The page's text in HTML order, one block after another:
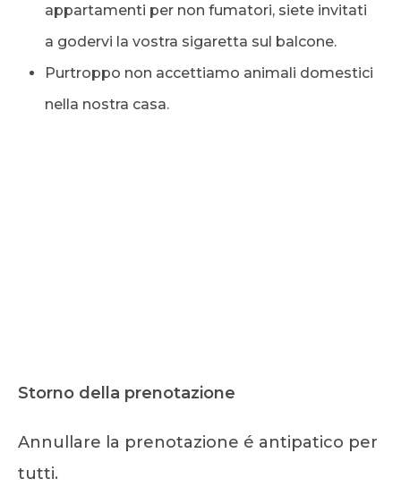
appartamenti per non fumatori, siete invitati
a godervi la vostra sigaretta sul balcone.
Purtroppo non accettiamo animali domestici
nella nostra casa.
Storno della prenotazione
Annullare la prenotazione é antipatico per
tutti.